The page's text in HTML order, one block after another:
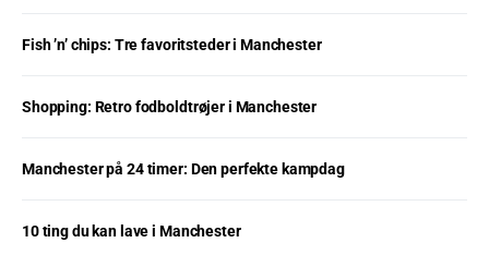
Fish ’n’ chips: Tre favoritsteder i Manchester
Shopping: Retro fodboldtrøjer i Manchester
Manchester på 24 timer: Den perfekte kampdag
10 ting du kan lave i Manchester